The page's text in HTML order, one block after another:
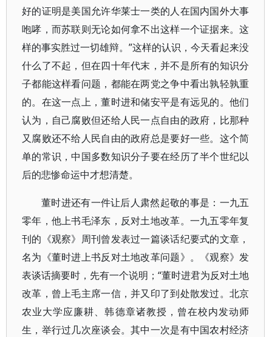
好的证明是美国允许华莱士一类的人在国内国外大事
咆哮，而苏联则无论如何拿不出这样一个证据来。这
样的事实胜过一切雄辩。”这样的认识，今天看起来没
什么了不起，但在四十年代末，并不是所有的知识分
子都能这样看问题，都能在两党之争中看出孰轻孰重
的。在这一点上，董时进和储安平是有远见的。他们
认为，自己腐败但还给人民一点自由的政府，比那种
又腐败还不给人民自由的政府总是要好一些。这个简
单的常识，中国多数知识分子要在经历了半个世纪以
后的悲惨命运中才想清楚。
董时进还有一件让后人肃然起敬的事是：一九五
零年，他上书毛泽东，反对土地改革。一九五零年复
刊的《观察》周刊曾发表过一篇谈话纪要式的文章，
名为《董时进上书反对土地改革问题》。《观察》发
表谈话摘要时，先有一个说明；“董时进君为反对土地
改革，曾上毛主席一信，并又印了到处散发过。北京
农业大学应廉耕、韩德章诸教授，曾在校内发动师
生，举行过几次座谈会。其中一次是有中国农村经济